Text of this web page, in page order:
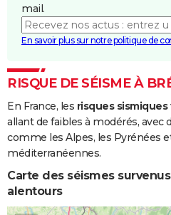
mail.
En savoir plus sur notre politique de
RISQUE DE SÉISME À
En France, les risques sismiques
allant de faibles à modérés, avec
comme les Alpes, les Pyrénées
méditerranéennes.
Carte des séismes
alentours